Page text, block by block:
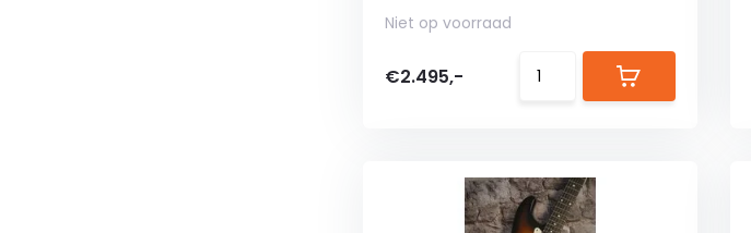
Niet op voorraad
€2.495,-